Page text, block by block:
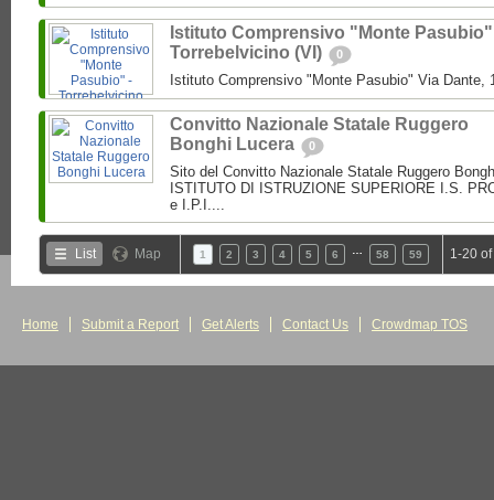
Istituto Comprensivo "Monte
Torrebelvicino (VI)
0
Istituto Comprensivo "Monte Pasubio" Via Dante,
Convitto Nazionale Statale Ruggero
Bonghi Lucera
0
Sito del Convitto Nazionale Statale Ruggero
ISTITUTO DI ISTRUZIONE SUPERIORE I.S.
e I.P.I....
List Map 1 2 3 4 5 6 58 59 1-20
Home Submit a Report Get Alerts Contact Us Crowdmap TOS